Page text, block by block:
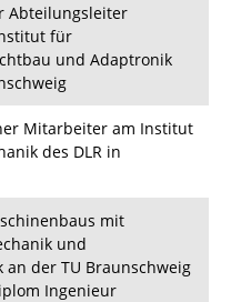
Abteilungsleiter
für
und Adaptronik
Mitarbeiter am Institut
des DLR in
mit
und
an der TU Braunschweig
Ingenieur